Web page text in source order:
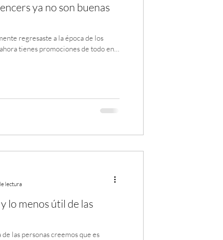
ya no son buenas
regresaste a la época de los
tienes promociones de todo en
lectura
lo menos útil de las
las personas creemos que es